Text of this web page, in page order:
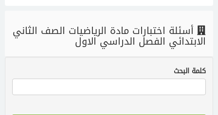
أسئلة اختبارات مادة الرياضيات الصف الثاني
الابتدائي الفصل الدراسي الاول
كلمة البحث